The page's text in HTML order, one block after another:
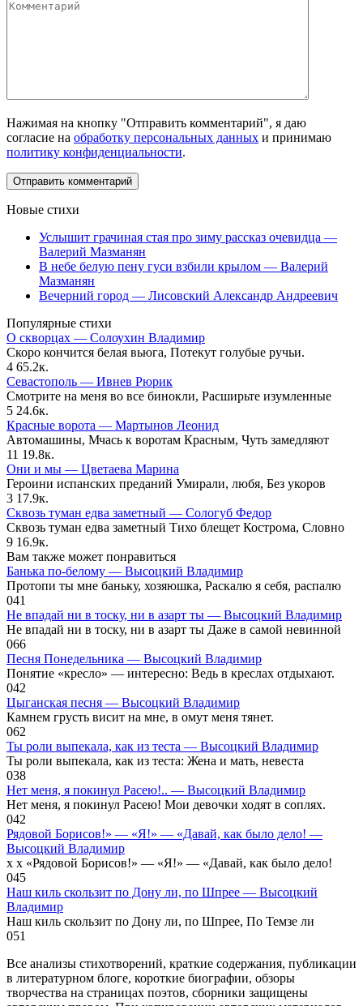
Нажимая на кнопку "Отправить комментарий", я даю
согласие на обработку персональных данных и принимаю
политику конфиденциальности.
Новые стихи
Услышит грачиная стая про зиму рассказ очевидца —
Валерий Мазманян
В небе белую пену гуси взбили крылом — Валерий
Мазманян
Вечерний город — Лисовский Александр Андреевич
Популярные стихи
О скворцах — Солоухин Владимир
Скоро кончится белая вьюга, Потекут голубые ручьи.
4 65.2к.
Севастополь — Ивнев Рюрик
Смотрите на меня во все бинокли, Расширьте изумленные
5 24.6к.
Красные ворота — Мартынов Леонид
Автомашины, Мчась к воротам Красным, Чуть замедляют
11 19.8к.
Они и мы — Цветаева Марина
Героини испанских преданий Умирали, любя, Без укоров
3 17.9к.
Сквозь туман едва заметный — Сологуб Федор
Сквозь туман едва заметный Тихо блещет Кострома, Словно
9 16.9к.
Вам также может понравиться
Банька по-белому — Высоцкий Владимир
Протопи ты мне баньку, хозяюшка, Раскалю я себя, распалю
041
Не впадай ни в тоску, ни в азарт ты — Высоцкий Владимир
Не впадай ни в тоску, ни в азарт ты Даже в самой невинной
066
Песня Понедельника — Высоцкий Владимир
Понятие «кресло» — интересно: Ведь в креслах отдыхают.
042
Цыганская песня — Высоцкий Владимир
Камнем грусть висит на мне, в омут меня тянет.
062
Ты роли выпекала, как из теста — Высоцкий Владимир
Ты роли выпекала, как из теста: Жена и мать, невеста
038
Нет меня, я покинул Расею!.. — Высоцкий Владимир
Нет меня, я покинул Расею! Мои девочки ходят в соплях.
042
Рядовой Борисов!» — «Я!» — «Давай, как было дело! —
Высоцкий Владимир
x x «Рядовой Борисов!» — «Я!» — «Давай, как было дело!
045
Наш киль скользит по Дону ли, по Шпрее — Высоцкий
Владимир
Наш киль скользит по Дону ли, по Шпрее, По Темзе ли
051
Все анализы стихотворений, краткие содержания, публикации
в литературном блоге, короткие биографии, обзоры
творчества на страницах поэтов, сборники защищены